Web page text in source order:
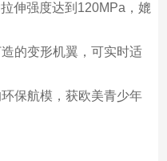
伸强度达到120MPa，媲
的变形机翼，可实时适
保航模，获欧美青少年